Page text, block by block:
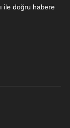
ile doğru habere